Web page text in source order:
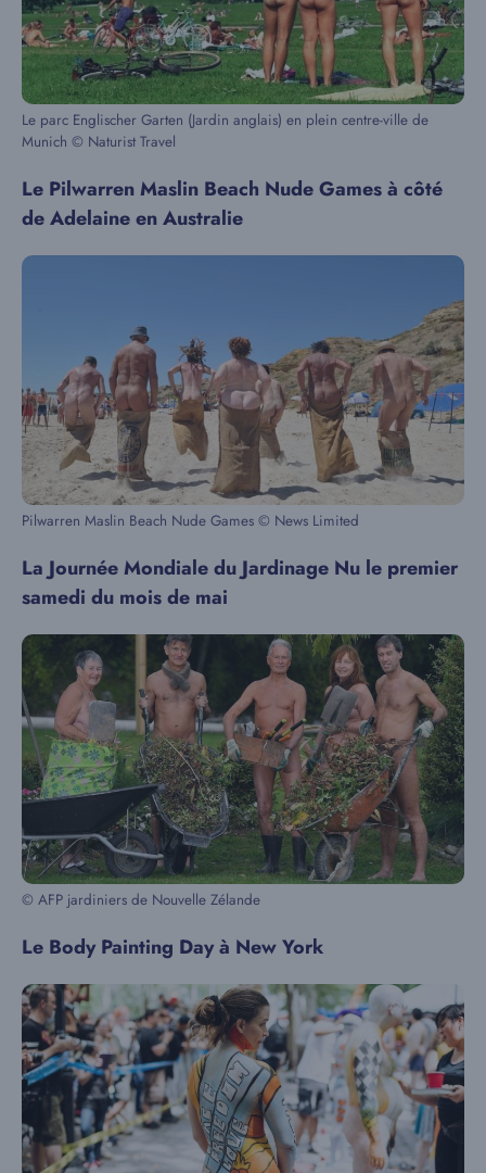
Le parc Englischer Garten (Jardin anglais) en plein centre-ville de
Munich © Naturist Travel
Le Pilwarren Maslin Beach Nude Games à côté
de Adelaine en Australie
Pilwarren Maslin Beach Nude Games © News Limited
La Journée Mondiale du Jardinage Nu le premier
samedi du mois de mai
© AFP jardiniers de Nouvelle Zélande
Le Body Painting Day à New York